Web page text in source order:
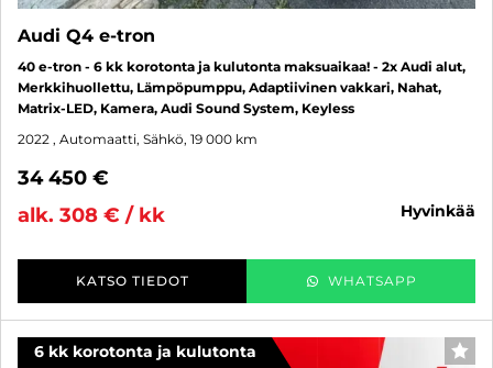
Audi Q4 e-tron
40 e-tron - 6 kk korotonta ja kulutonta maksuaikaa! - 2x Audi alut,
Merkkihuollettu, Lämpöpumppu, Adaptiivinen vakkari, Nahat,
Matrix-LED, Kamera, Audi Sound System, Keyless
2022 , Automaatti, Sähkö, 19 000 km
34 450 €
alk. 308 € / kk
hyvinkää
KATSO TIEDOT WHATSAPP
6 kk korotonta ja kulutonta